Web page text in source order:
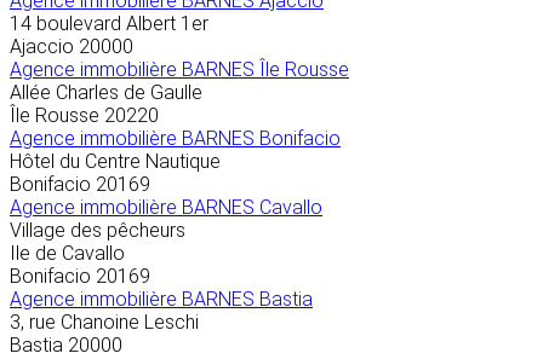
14 boulevard Albert 1er
Ajaccio 20000
Agence immobilière BARNES Île Rousse
Allée Charles de Gaulle
Île Rousse 20220
Agence immobilière BARNES Bonifacio
Hôtel du Centre Nautique
Bonifacio 20169
Agence immobilière BARNES Cavallo
Village des pêcheurs
Ile de Cavallo
Bonifacio 20169
Agence immobilière BARNES Bastia
3, rue Chanoine Leschi
Bastia 20000